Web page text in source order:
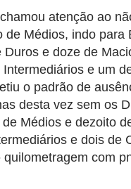
atenção ao
de Médios, indo para
Duros e doze de
e um
o padrão de
desta vez sem os
Médios e dezoito
e dois de
quilometragem com